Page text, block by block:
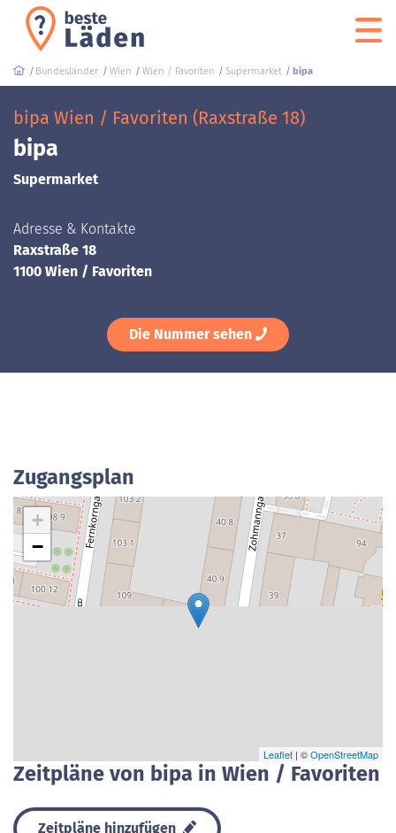
Bundesländer Wien Wien / Favoriten Supermarket bipa
bipa Wien / Favoriten (Raxstraße 18)
bipa
Supermarket
Adresse & Kontakte
Raxstraße 18
1100 Wien / Favoriten
Die Nummer sehen
Zugangsplan
+
−
Leaflet | ©OpenStreetMap
Zeitpläne von bipa in Wien / Favoriten
Zeitpläne hinzufügen